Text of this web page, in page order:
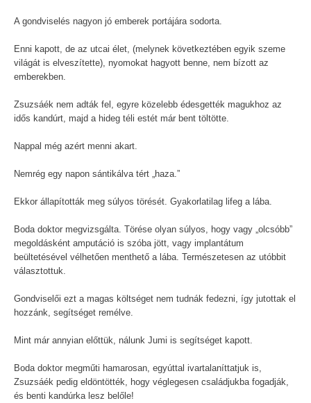
A gondviselés nagyon jó emberek portájára sodorta.
Enni kapott, de az utcai élet, (melynek következtében egyik szeme
világát is elveszítette), nyomokat hagyott benne, nem bízott az
emberekben.
Zsuzsáék nem adták fel, egyre közelebb édesgették magukhoz az
idős kandúrt, majd a hideg téli estét már bent töltötte.
Nappal még azért menni akart.
Nemrég egy napon sántikálva tért „haza.”
Ekkor állapították meg súlyos törését. Gyakorlatilag lifeg a lába.
Boda doktor megvizsgálta. Törése olyan súlyos, hogy vagy „olcsóbb”
megoldásként amputáció is szóba jött, vagy implantátum
beültetésével vélhetően menthető a lába. Természetesen az utóbbit
választottuk.
Gondviselői ezt a magas költséget nem tudnák fedezni, így jutottak el
hozzánk, segítséget remélve.
Mint már annyian előttük, nálunk Jumi is segítséget kapott.
Boda doktor megműti hamarosan, egyúttal ivartalaníttatjuk is,
Zsuzsáék pedig eldöntötték, hogy véglegesen családjukba fogadják,
és benti kandúrka lesz belőle!